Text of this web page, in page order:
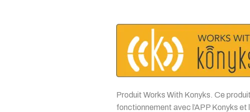
Produit Works With Konyks. Ce
fonctionnement avec l’APP Konyks